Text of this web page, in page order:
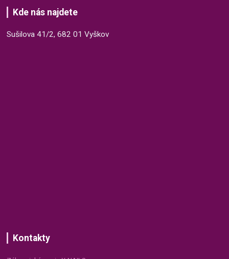
Kde nás najdete
Sušilova 41/2, 682 01 Vyškov
Kontakty